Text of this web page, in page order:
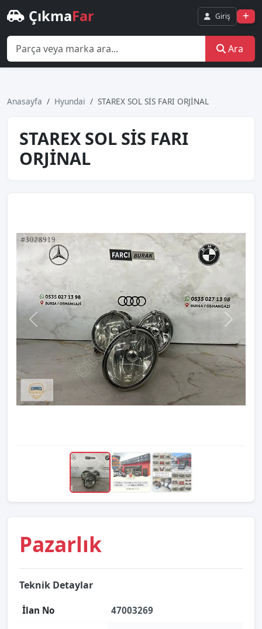
ÇıkmaFar Giriş
Ara
Anasayfa Hyundai STAREX SOL SİS FARI ORJİNAL
STAREX SOL SİS FARI
ORJİNAL
Pazarlık
Teknik Detaylar
İlan No 47003269